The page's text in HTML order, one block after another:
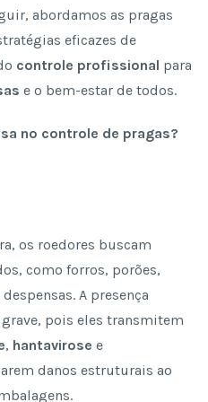
abordamos as pragas
eficazes de
controle profissional para
e o bem-estar de todos.
no controle de pragas?
os roedores buscam
como forros, porões,
A presença
pois eles transmitem
, hantavirose e
danos estruturais ao